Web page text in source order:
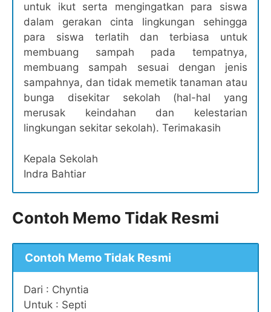
untuk ikut serta mengingatkan para siswa
dalam gerakan cinta lingkungan sehingga
para siswa terlatih dan terbiasa untuk
membuang sampah pada tempatnya,
membuang sampah sesuai dengan jenis
sampahnya, dan tidak memetik tanaman atau
bunga disekitar sekolah (hal-hal yang
merusak keindahan dan kelestarian
lingkungan sekitar sekolah). Terimakasih
Kepala Sekolah
Indra Bahtiar
Contoh Memo Tidak Resmi
Contoh Memo Tidak Resmi
Dari : Chyntia
Untuk : Septi